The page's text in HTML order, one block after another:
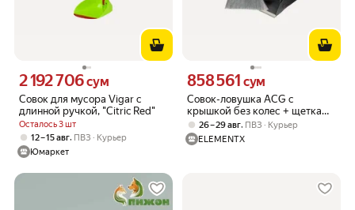
Совок для мусора Vigar с
длинной ручкой, "Citric Red"
Осталось 3 шт
Цена 2192706 сум вместо
2 192 706сум
12 – 15 авг, ПВЗ
Курьер
Юмаркет
Совок-ловушка ACG с
крышкой без колес + щетка
серый 1022207
Цена 858561 сум вместо
858 561 сум
26 – 29 авг, ПВЗ
Курьер
ELEMENTX